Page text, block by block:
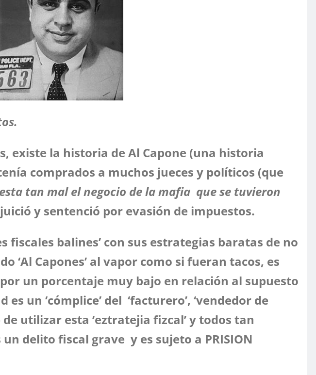
existe la historia de Al Capone (una historia
comprados a muchos jueces y políticos (que
tan mal el negocio de la mafia que se tuvieron
y sentenció por evasión de impuestos.
fiscales balines’ con sus estrategias baratas de no
‘Al Capones’ al vapor como si fueran tacos, es
un porcentaje muy bajo en relación al supuesto
un ‘cómplice’ del ‘facturero’, ‘vendedor de
de utilizar esta ‘eztratejia fizcal’ y todos tan
delito fiscal grave y es sujeto a PRISION